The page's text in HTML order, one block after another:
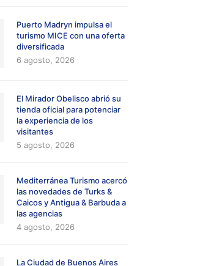
Puerto Madryn impulsa el
turismo MICE con una oferta
diversificada
6 agosto, 2026
El Mirador Obelisco abrió su
tienda oficial para potenciar
la experiencia de los
visitantes
5 agosto, 2026
Mediterránea Turismo acercó
las novedades de Turks &
Caicos y Antigua & Barbuda a
las agencias
4 agosto, 2026
La Ciudad de Buenos Aires